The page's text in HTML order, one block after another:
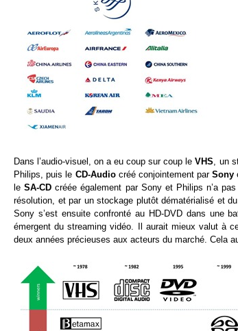
Dans l’audio-visuel, on a eu coup sur coup leVHS , un
Philips, puis le CD-Audiocréé conjointement parSony
leSA-CD créée également par Sony et Philips n’a
résolution, et par un stockage plutôt dématérialisé et
Sony s’est ensuite confronté au HD-DVD dans une
émergent du streaming vidéo. Il aurait mieux valut à
deux années précieuses aux acteurs du marché. Cela